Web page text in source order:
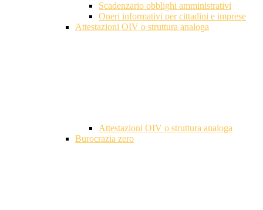
Scadenzario obblighi amministrativi
Oneri informativi per cittadini e imprese
Attestazioni OIV o struttura analoga
Attestazioni OIV o struttura analoga
Burocrazia zero